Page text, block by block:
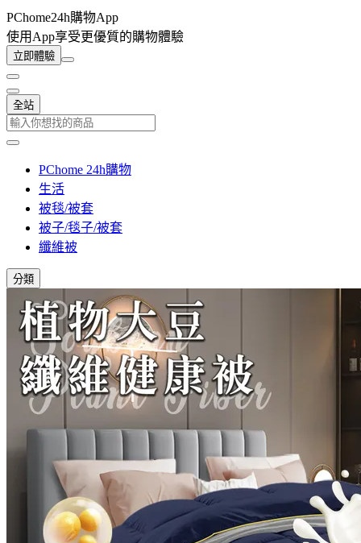
PChome24h購物App
使用App享受更優質的購物體驗
立即體驗
全站
PChome 24h購物
生活
被毯/被套
被子/毯子/被套
纖維被
分類